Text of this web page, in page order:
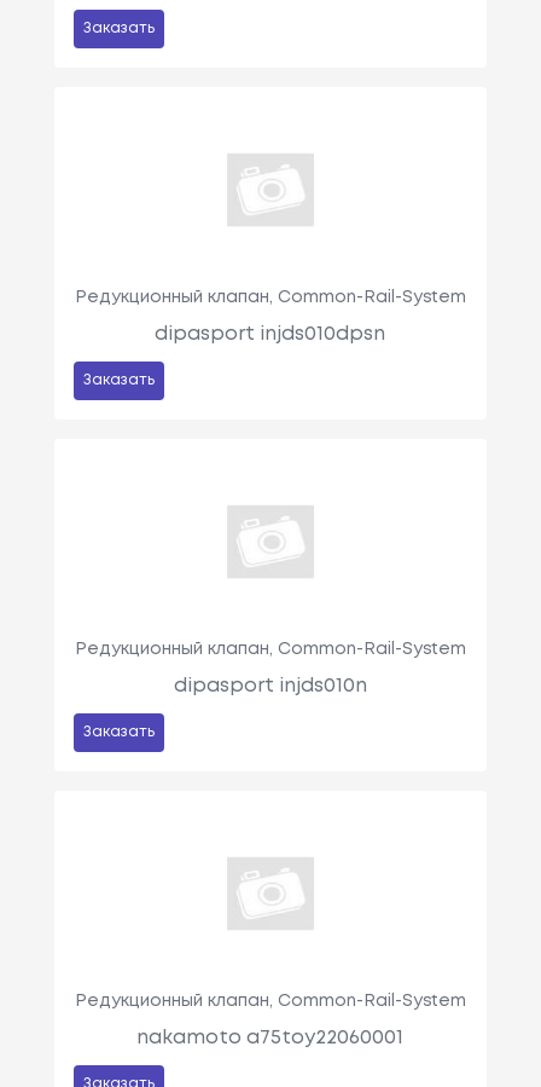
Заказать
Редукционный клапан, Common-Rail-System
dipasport injds010dpsn
Заказать
Редукционный клапан, Common-Rail-System
dipasport injds010n
Заказать
Редукционный клапан, Common-Rail-System
nakamoto a75toy22060001
Заказать